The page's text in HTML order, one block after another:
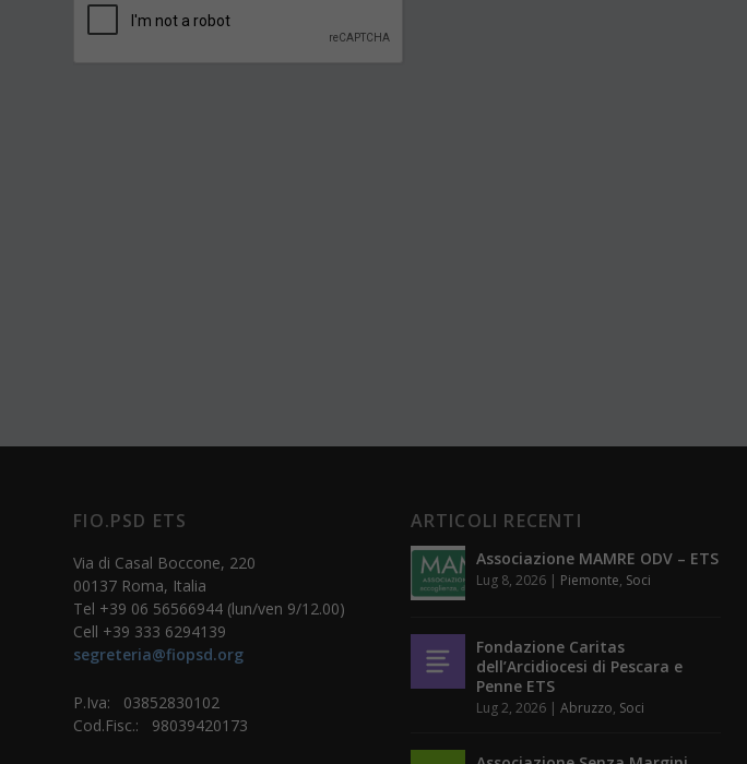
FIO.PSD ETS
Via di Casal Boccone, 220
00137 Roma, Italia
Tel +39 06 56566944 (lun/ven 9/12.00)
Cell +39 333 6294139
segreteria@fiopsd.org
P.Iva: 03852830102
Cod.Fisc.: 98039420173
ARTICOLI RECENTI
Associazione MAMRE ODV – ETS
Lug 8, 2026| Piemonte, Soci
Fondazione Caritas
dell’Arcidiocesi di Pescara e
Penne ETS
Lug 2, 2026| Abruzzo, Soci